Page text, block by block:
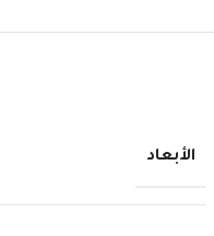
الأبعاد